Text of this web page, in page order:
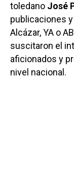
toledano José
publicaciones
Alcázar, YA o
suscitaron el
aficionados y
nivel nacional.